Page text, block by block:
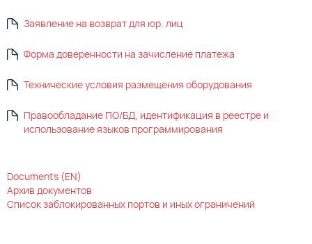
Заявление на возврат для юр. лиц
Форма доверенности на зачисление платежа
Технические условия размещения оборудования
Правообладание ПО/БД, идентификация в реестре и
использование языков программирования
Documents (EN)
Архив документов
Список заблокированных портов и иных ограничений